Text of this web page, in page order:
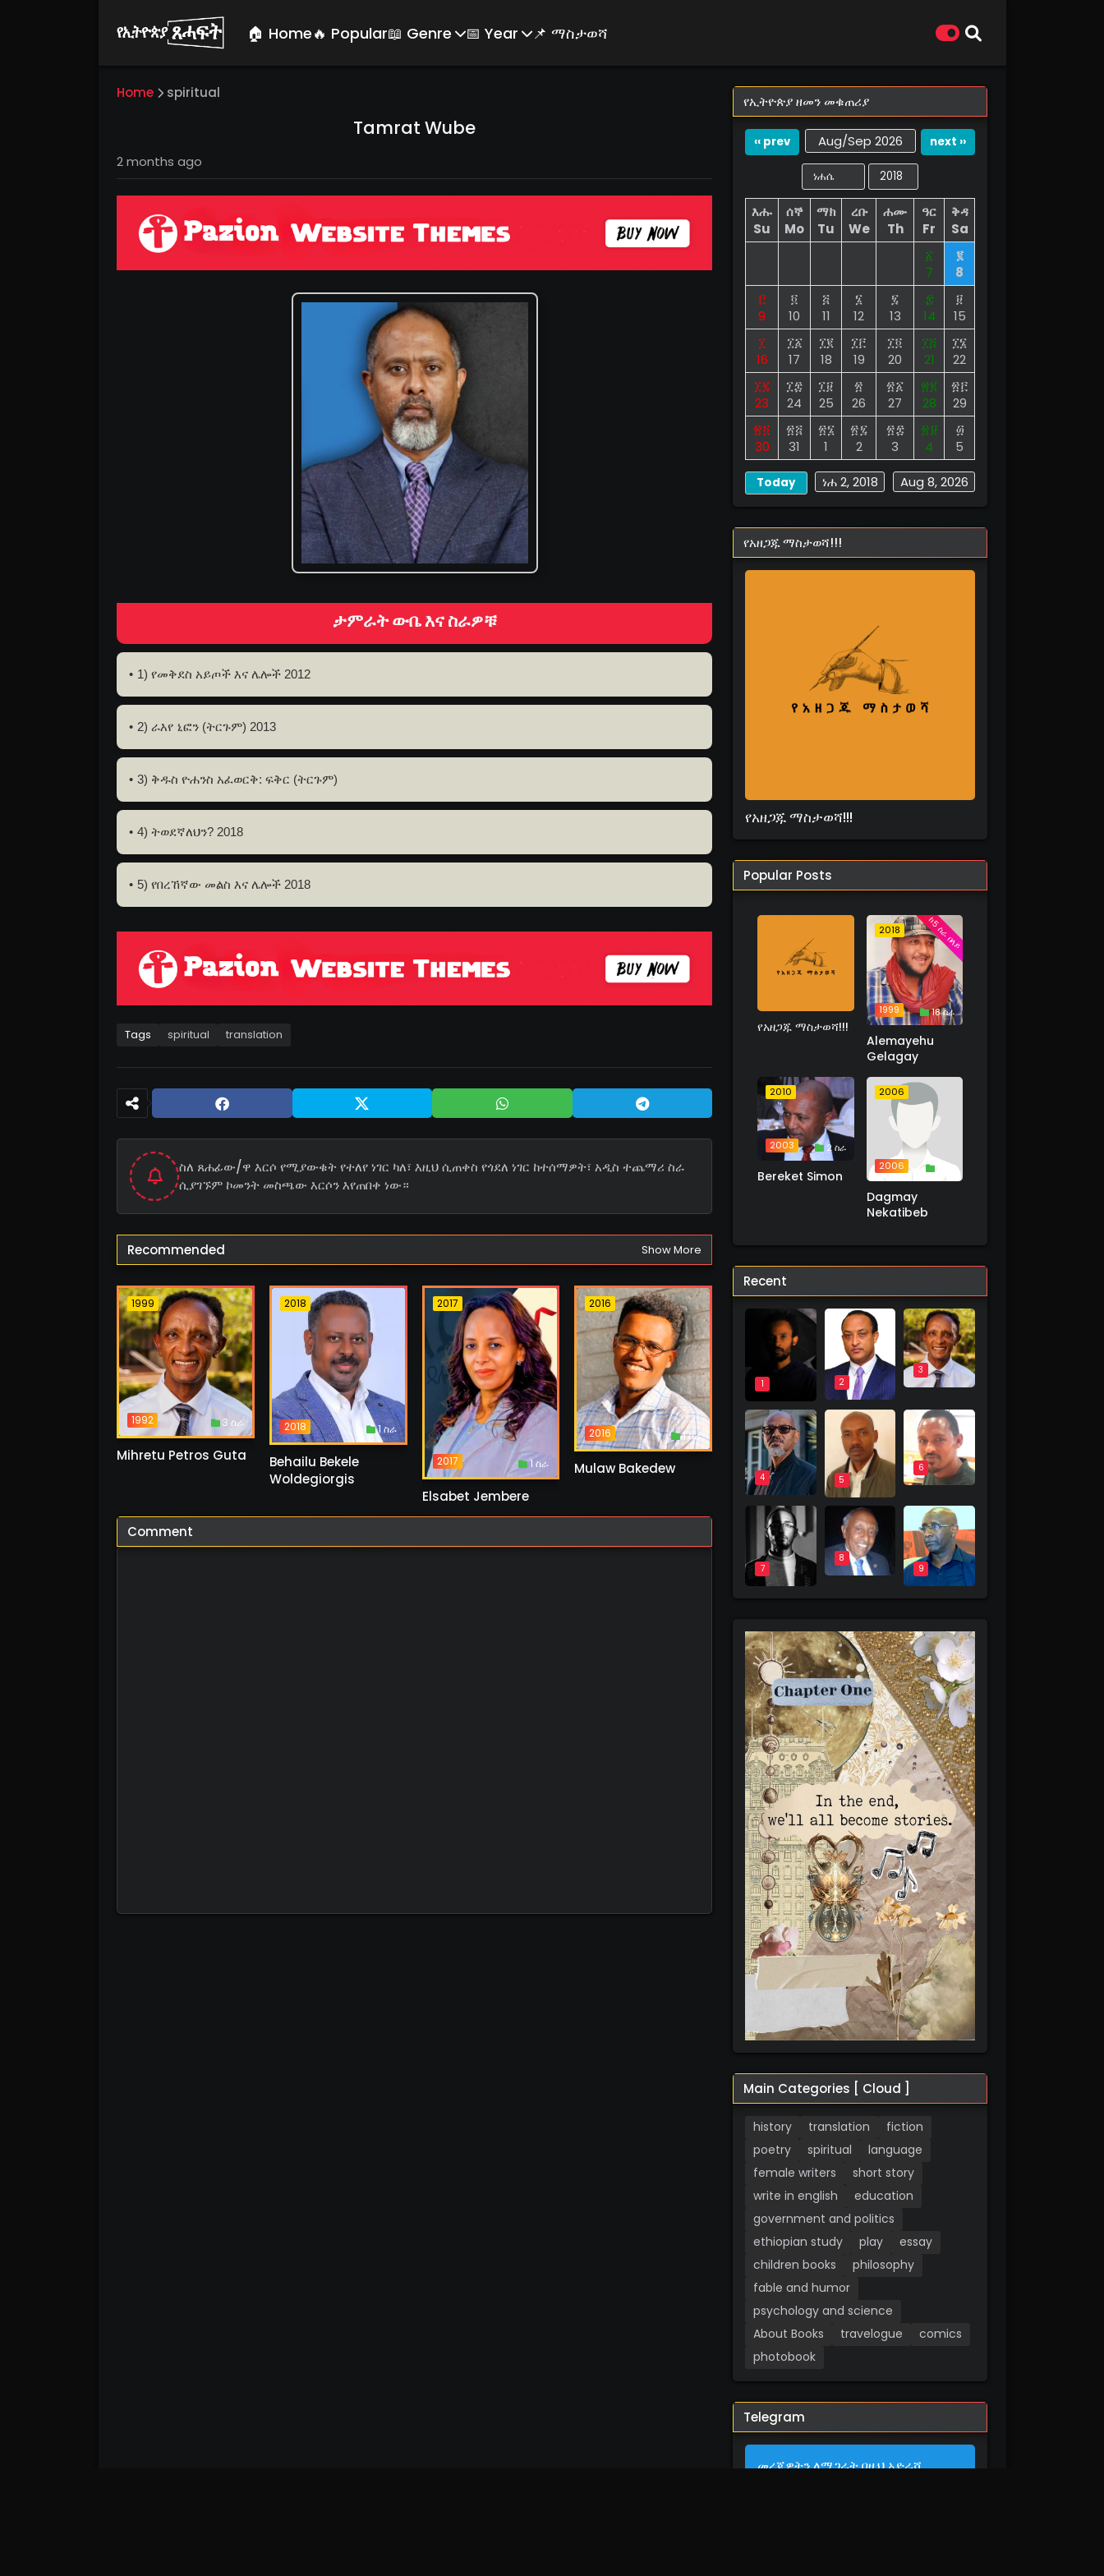
🏠 Home🔥 Popular📖 Genre 📅 Year 📌 ማስታወሻ
Home spiritual
Tamrat Wube
2 months ago
ታምራት ውቤ እና ስራዎቹ
1) የመቅደስ አይጦች እና ሌሎች 2012
2) ራእየ ኒፎን (ትርጉም) 2013
3) ቅዱስ ዮሐንስ አፈወርቅ: ፍቅር (ትርጉም)
4) ትወደኛለህን? 2018
5) የበረኸኛው መልስ እና ሌሎች 2018
Tags spiritual translation
ስለ ጸሐፊው/ዋ እርሶ የሚያውቁት የተለየ ነገር ካለ፣ እዚህ ሲጠቀስ የጎደለ ነገር ከተሰማዎት፣ አዲስ ተጨማሪ ስራ
ሲያገኙም ኮመንት መስጫው እርሶን እየጠበቀ ነው።
Recommended Show More
1999
1992 3 ስራ
Mihretu Petros Guta
2018
2018 1 ስራ
Behailu Bekele
Woldegiorgis
2017
2017 1 ስራ
Elsabet Jembere
2016
2016 1 ስራ
Mulaw Bakedew
Comment
የኢትዮጵያ ዘመን መቁጠሪያ
‹‹ prev Aug/Sep 2026 next ››
እሑ
Su
ሰኞ
Mo
ማክ
Tu
ረቡ
We
ሐሙ
Th
ዓር
Fr
ቅዳ
Sa
፩
7
፪
8
፫
9
፬
10
፭
11
፮
12
፯
13
፰
14
፱
15
፲
16
፲፩
17
፲፪
18
፲፫
19
፲፬
20
፲፭
21
፲፮
22
፲፯
23
፲፰
24
፲፱
25
፳
26
፳፩
27
፳፪
28
፳፫
29
፳፬
30
፳፭
31
፳፮
1
፳፯
2
፳፰
3
፳፱
4
፴
5
Aug 8, 2026
ነሐ 2, 2018
Today
የአዘጋጁ ማስታወሻ!!!
የአዘጋጁ ማስታወሻ!!!
Popular Posts
የአዘጋጁ ማስታወሻ!!!
2018
1999 18 ስራ
ከ5 ስራ በላይ
Alemayehu
Gelagay
2010
2003 2 ስራ
Bereket Simon
2006
2006 1 ስራ
Dagmay
Nekatibeb
Recent
1 2
3
4 5
6
7
8
9
Main Categories [ Cloud ]
history translation
fiction
poetry
spiritual
language
female writers
short story
write in english
education
government and politics
ethiopian study
play
essay
children books
philosophy
fable and humor
psychology and science
About Books
travelogue
comics
photobook
Telegram
መረጃዎትን ለማጋራት በዚህ አድራሻ